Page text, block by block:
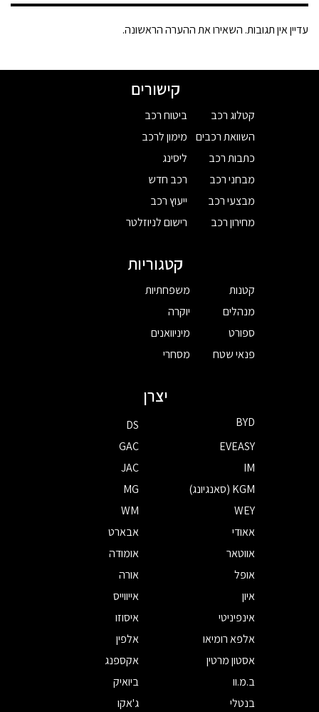
עדיין אין תגובות. השאירו את ההערה הראשונה.
קישורים
קטלוג רכב
השוואת רכבים
כתבות רכב
מבחני רכב
מבצעי רכב
מחירון רכב
ביטוח רכב
מימון לרכב
ליסינג
רכב חדש
ייעוץ רכב
רישום לניוזלטר
קטגוריות
קטנות
מנהלים
ספורט
פנאי שטח
משפחתיות
יוקרה
מיניוואנים
מסחרי
יצרן
BYD
DS
EVEASY
GAC
IM
JAC
KGM (סאנגיונג)
MG
WEY
WM
אאודי
אבארט
אווטאר
אומודה
אופל
אורה
איון
אייווייס
אינפיניטי
איסוזו
אלפא רומיאו
אלפין
אסטון מרטין
אקספנג
ב.מ.וו
ביואיק
בנטלי
ג'אקו